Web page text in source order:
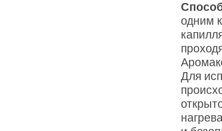
одним
Для